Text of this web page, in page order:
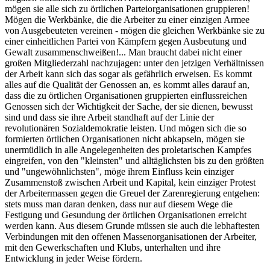
mögen sie alle sich zu örtlichen Parteiorganisationen gruppieren!
Mögen die Werkbänke, die die Arbeiter zu einer einzigen Armee
von Ausgebeuteten vereinen - mögen die gleichen Werkbänke sie zu
einer einheitlichen Partei von Kämpfern gegen Ausbeutung und
Gewalt zusammenschweißen!... Man braucht dabei nicht einer
großen Mitgliederzahl nachzujagen: unter den jetzigen Verhältnissen
der Arbeit kann sich das sogar als gefährlich erweisen. Es kommt
alles auf die Qualität der Genossen an, es kommt alles darauf an,
dass die zu örtlichen Organisationen gruppierten einflussreichen
Genossen sich der Wichtigkeit der Sache, der sie dienen, bewusst
sind und dass sie ihre Arbeit standhaft auf der Linie der
revolutionären Sozialdemokratie leisten. Und mögen sich die so
formierten örtlichen Organisationen nicht abkapseln, mögen sie
unermüdlich in alle Angelegenheiten des proletarischen Kampfes
eingreifen, von den "kleinsten" und alltäglichsten bis zu den größten
und "ungewöhnlichsten", möge ihrem Einfluss kein einziger
Zusammenstoß zwischen Arbeit und Kapital, kein einziger Protest
der Arbeitermassen gegen die Greuel der Zarenregierung entgehen:
stets muss man daran denken, dass nur auf diesem Wege die
Festigung und Gesundung der örtlichen Organisationen erreicht
werden kann. Aus diesem Grunde müssen sie auch die lebhaftesten
Verbindungen mit den offenen Massenorganisationen der Arbeiter,
mit den Gewerkschaften und Klubs, unterhalten und ihre
Entwicklung in jeder Weise fördern.